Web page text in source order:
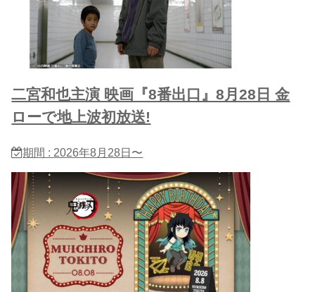
二宮和也主演 映画『8番出口』8月28日 金
ローで地上波初放送!
期間 : 2026年8月28日〜